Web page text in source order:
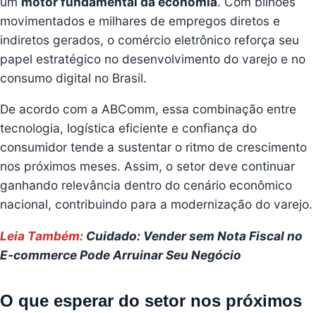
movimentados e milhares de empregos diretos e
indiretos gerados, o comércio eletrônico reforça seu
papel estratégico no desenvolvimento do varejo e no
consumo digital no Brasil.
De acordo com a ABComm, essa combinação entre
tecnologia, logística eficiente e confiança do
consumidor tende a sustentar o ritmo de crescimento
nos próximos meses. Assim, o setor deve continuar
ganhando relevância dentro do cenário econômico
nacional, contribuindo para a modernização do varejo.
Leia Também: Cuidado: Vender sem Nota Fiscal no
E-commerce Pode Arruinar Seu Negócio
O que esperar do setor nos próximos